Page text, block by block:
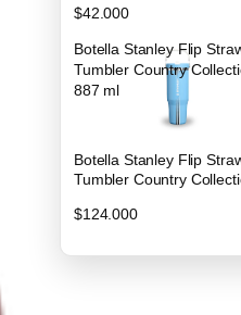
$42.000
Botella Stanley Flip
Tumbler Country
887 ml
Botella Stanley Flip
Tumbler Country
$124.000